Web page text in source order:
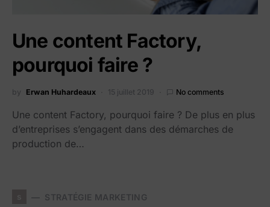
Une content Factory,
pourquoi faire ?
by Erwan Huhardeaux 15 juillet 2019 No comments
​Une content Factory, pourquoi faire ? De plus en plus
d’entreprises s’engagent dans des démarches de
production de…
STRATÉGIE MARKETING